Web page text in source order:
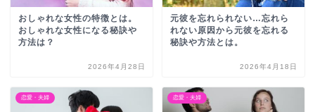
おしゃれな女性の特徴とは。
おしゃれな女性になる秘訣や
方法は？
2026年4月28日
元彼を忘れられない…忘れら
れない原因から元彼を忘れる
秘訣や方法とは。
2026年4月18日
恋愛・夫婦 恋愛・夫婦